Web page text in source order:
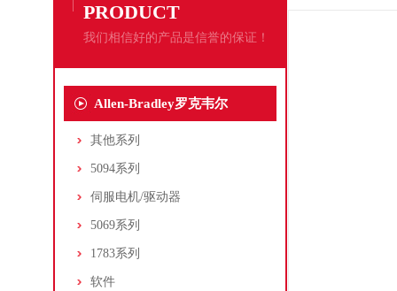
PRODUCT
我们相信好的产品是信誉的保证！
Allen-Bradley罗克韦尔
其他系列
5094系列
伺服电机/驱动器
5069系列
1783系列
软件